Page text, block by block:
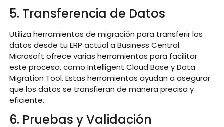
5. Transferencia de Datos
Utiliza herramientas de migración para transferir los
datos desde tu ERP actual a Business Central.
Microsoft ofrece varias herramientas para facilitar
este proceso, como Intelligent Cloud Base y Data
Migration Tool. Estas herramientas ayudan a asegurar
que los datos se transfieran de manera precisa y
eficiente.
6. Pruebas y Validación